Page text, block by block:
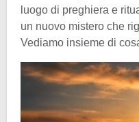
luogo di preghiera e
un nuovo mistero che
Vediamo insieme di